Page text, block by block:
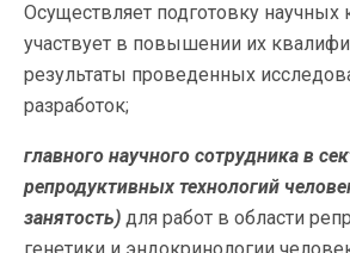
Осуществляет подготовку научных
участвует в повышении их
результаты проведенных
разработок;
главного научного сотрудника в
репродуктивных технологий
занятость) для работ в области